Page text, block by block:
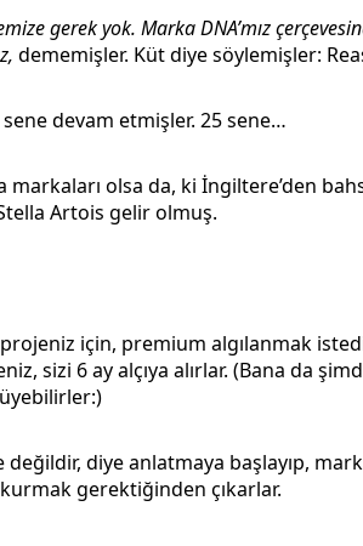
gerek yok. Marka DNA’mız
dememişler. Küt diye söylemişler:
devam etmişler. 25 sene…
markaları olsa da, ki İngiltere’den
Artois gelir olmuş.
için, premium algılanmak
sizi 6 ay alçıya alırlar. (Bana da
diye anlatmaya başlayıp,
gerektiğinden çıkarlar.